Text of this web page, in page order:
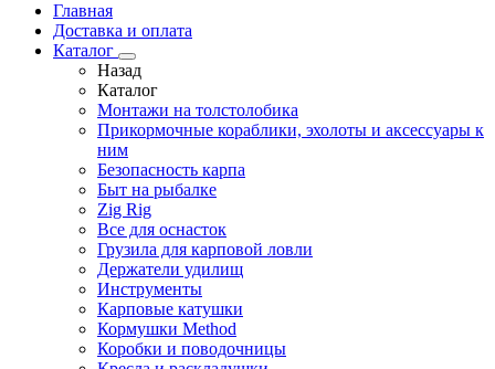
Главная
Доставка и оплата
Каталог
Назад
Каталог
Монтажи на толстолобика
Прикормочные кораблики, эхолоты и аксессуары к
ним
Безопасность карпа
Быт на рыбалке
Zig Rig
Все для оснасток
Грузила для карповой ловли
Держатели удилищ
Инструменты
Карповые катушки
Кормушки Method
Коробки и поводочницы